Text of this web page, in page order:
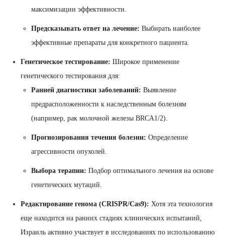
максимизации эффективности.
Предсказывать ответ на лечение: Выбирать наиболее
эффективные препараты для конкретного пациента.
Генетическое тестирование: Широкое применение
генетического тестирования для:
Ранней диагностики заболеваний: Выявление
предрасположенности к наследственным болезням
(например, рак молочной железы BRCA1/2).
Прогнозирования течения болезни: Определение
агрессивности опухолей.
Выбора терапии: Подбор оптимального лечения на основе
генетических мутаций.
Редактирование генома (CRISPR/Cas9): Хотя эта технология
еще находится на ранних стадиях клинических испытаний,
Израиль активно участвует в исследованиях по использованию